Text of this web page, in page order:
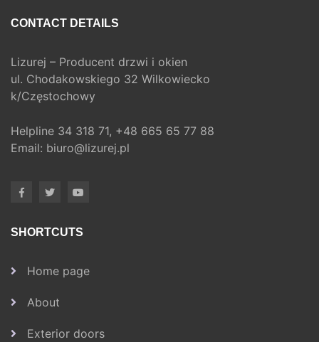
CONTACT DETAILS
Lizurej – Producent drzwi i okien
ul. Chodakowskiego 32 Wilkowiecko
k/Częstochowy
Helpline 34 318 71, +48 665 65 77 88
Email: biuro@lizurej.pl
SHORTCUTS
Home page
About
Exterior doors